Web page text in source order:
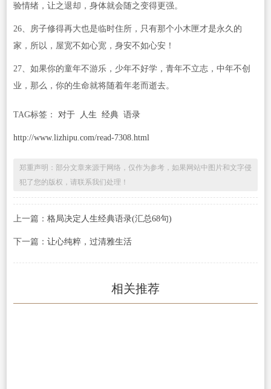
验情绪，让之退却，身体就会随之变得更强。
26、房子修得再大也是临时住所，只有那个小木匣才是永久的
家，所以，屋宽不如心宽，身安不如心安！
27、如果你的童年不游乐，少年不好学，青年不立志，中年不创
业，那么，你的生命就将随着年老而逝去。
TAG标签： 对于 人生 经典 语录
http://www.lizhipu.com/read-7308.html
郑重声明：部分文章来源于网络，仅作为参考，如果网站中图片和文字侵
犯了您的版权，请联系我们处理！
上一篇： 格局决定人生经典语录(汇总68句)
下一篇： 让心纯粹，过清雅生活
相关推荐